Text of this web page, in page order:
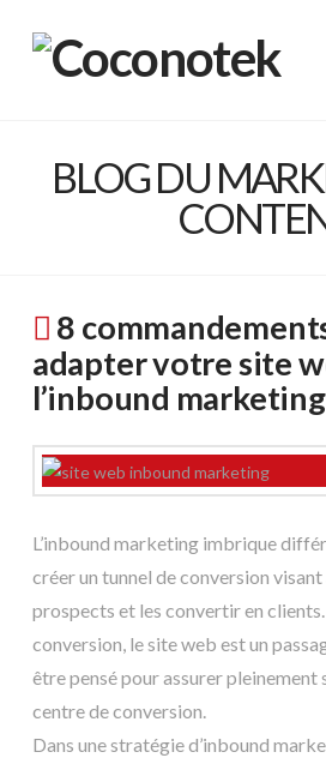
BLOG DU
8
adapter votre site
l’inbound marketing
L’inbound marketing imbrique
créer un tunnel de conversion
prospects et les convertir en
conversion, le site web est un
être pensé pour assurer pleinement
centre de conversion.
Dans une stratégie d’inbound